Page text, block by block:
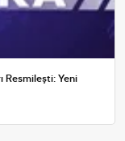
Resmileşti: Yeni